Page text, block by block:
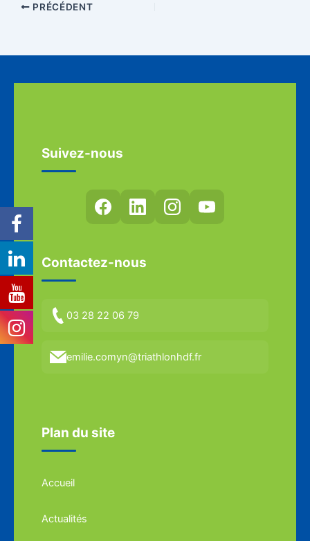
PRÉCÉDENT
Suivez-nous
Contactez-nous
03 28 22 06 79
emilie.comyn@triathlonhdf.fr
Plan du site
Accueil
Actualités